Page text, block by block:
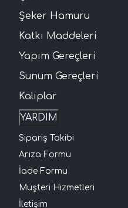
Şeker Hamuru
Katkı Maddeleri
Yapım Gereçleri
Sunum Gereçleri
Kalıplar
YARDIM
Sipariş Takibi
Arıza Formu
İade Formu
Müşteri Hizmetleri
İletişim